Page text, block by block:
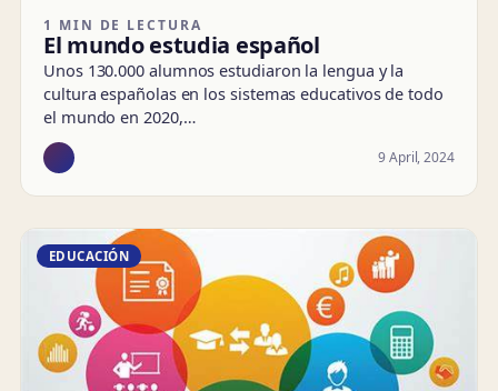
1 MIN DE LECTURA
El mundo estudia español
Unos 130.000 alumnos estudiaron la lengua y la
cultura españolas en los sistemas educativos de todo
el mundo en 2020,…
9 April, 2024
EDUCACIÓN